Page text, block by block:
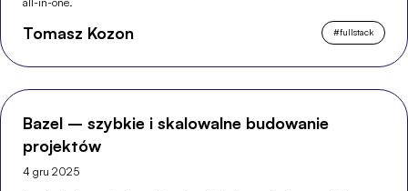
Tomasz Kozon #fullstack
Bazel – szybkie i skalowalne budowanie
projektów
4 gru 2025